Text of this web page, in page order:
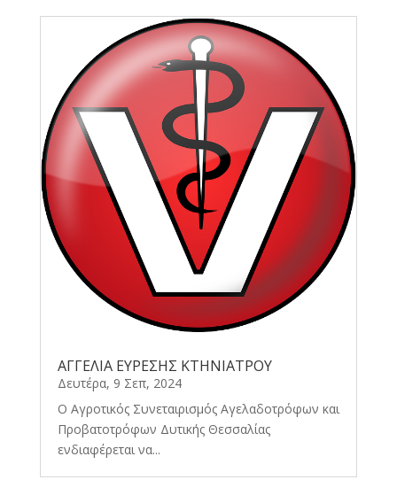
ΑΓΓΕΛΙΑ ΕΥΡΕΣΗΣ ΚΤΗΝΙΑΤΡΟΥ
Δευτέρα, 9 Σεπ, 2024
O Αγροτικός Συνεταιρισμός Αγελαδοτρόφων και
Προβατοτρόφων Δυτικής Θεσσαλίας
ενδιαφέρεται να...